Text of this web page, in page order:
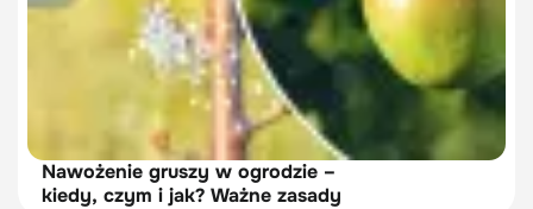
Nawożenie gruszy w ogrodzie –
kiedy, czym i jak? Ważne zasady